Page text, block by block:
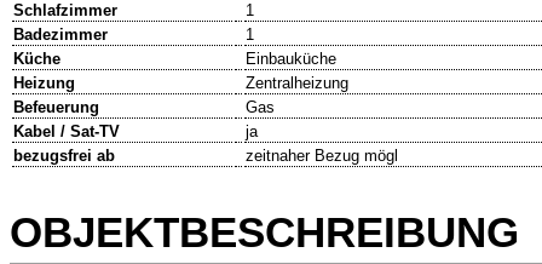
Schlafzimmer
1
Badezimmer
1
Küche
Einbauküche
Heizung
Zentralheizung
Befeuerung
Gas
Kabel / Sat-TV
ja
bezugsfrei ab
zeitnaher Bezug mögl
OBJEKTBESCHREIBUNG